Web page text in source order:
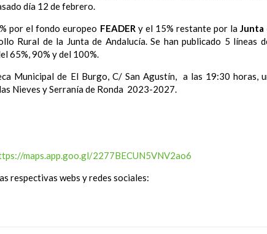
día 12 de febrero.
por el fondo europeo FEADERy el 15% restante por la Junta
Rural de la Junta de Andalucía. Se han publicado 5 líneas
65%, 90% y del 100%.
Municipal de El Burgo, C/ San Agustín, a las 19:30 horas,
Nieves y Serranía de Ronda 2023-2027.
maps.app.goo.gl/2277BECUN5VNV2ao6
respectivas webs y redes sociales: